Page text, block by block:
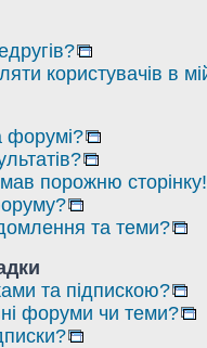
користувачів в
форумі?
порожню сторінку!
та теми?
та підпискою?
форуми чи теми?